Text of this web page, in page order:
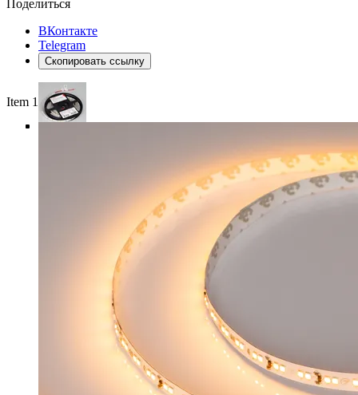
Поделиться
ВКонтакте
Telegram
Скопировать ссылку
Item 1 of 5